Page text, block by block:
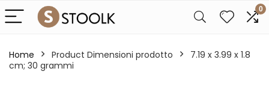
0
Home Product Dimensioni prodotto
‎7.19 x 3.99 x 1.8
cm; 30 grammi